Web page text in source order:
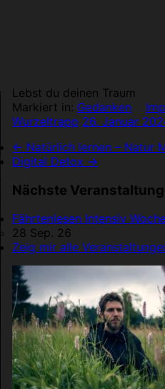
Lebst du deinen Traum
Markiert in: Gedanken
Wurzeltrapp 26. Januar
← Natürlich lernen – Natur
Digital Detox →
Nächste
Fährtenlesen Intensiv
28 Sep. 26
Zeig mir alle